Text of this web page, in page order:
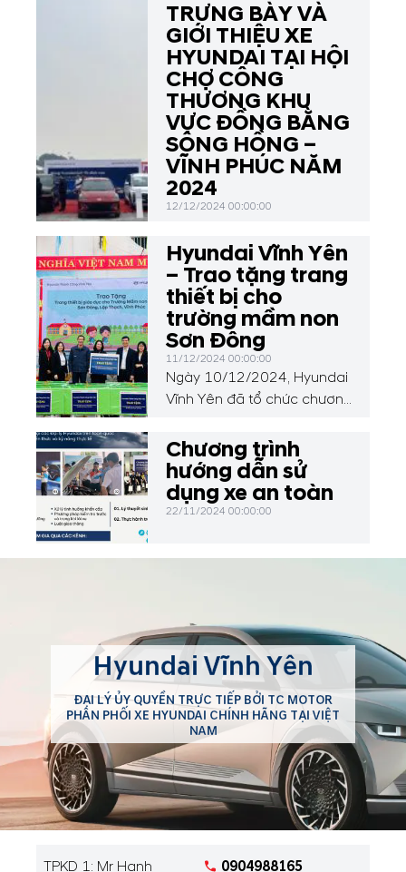
TRƯNG BÀY VÀ
GIỚI THIỆU XE
HYUNDAI TẠI HỘI
CHỢ CÔNG
THƯƠNG KHU
VỰC ĐỒNG BẰNG
SÔNG HỒNG –
VĨNH PHÚC NĂM
2024
12/12/2024 00:00:00
Hyundai Vĩnh Yên
– Trao tặng trang
thiết bị cho
trường mầm non
Sơn Đông
11/12/2024 00:00:00
Ngày 10/12/2024, Hyundai
Vĩnh Yên đã tổ chức chương
trao tặng 50 chiếc bàn học,
01 loa, 30 bộ đồ dùng học
liệu và đồ chơi cho các em
học sinh tại Trường Mầm
Chương trình
hướng dẫn sử
dụng xe an toàn
22/11/2024 00:00:00
Hyundai Vĩnh Yên
ĐẠI LÝ ỦY QUYỀN TRỰC TIẾP BỞI TC MOTOR
PHÂN PHỐI XE HYUNDAI CHÍNH HÃNG TẠI VIỆT
NAM
TPKD 1: Mr Hanh
0904988165